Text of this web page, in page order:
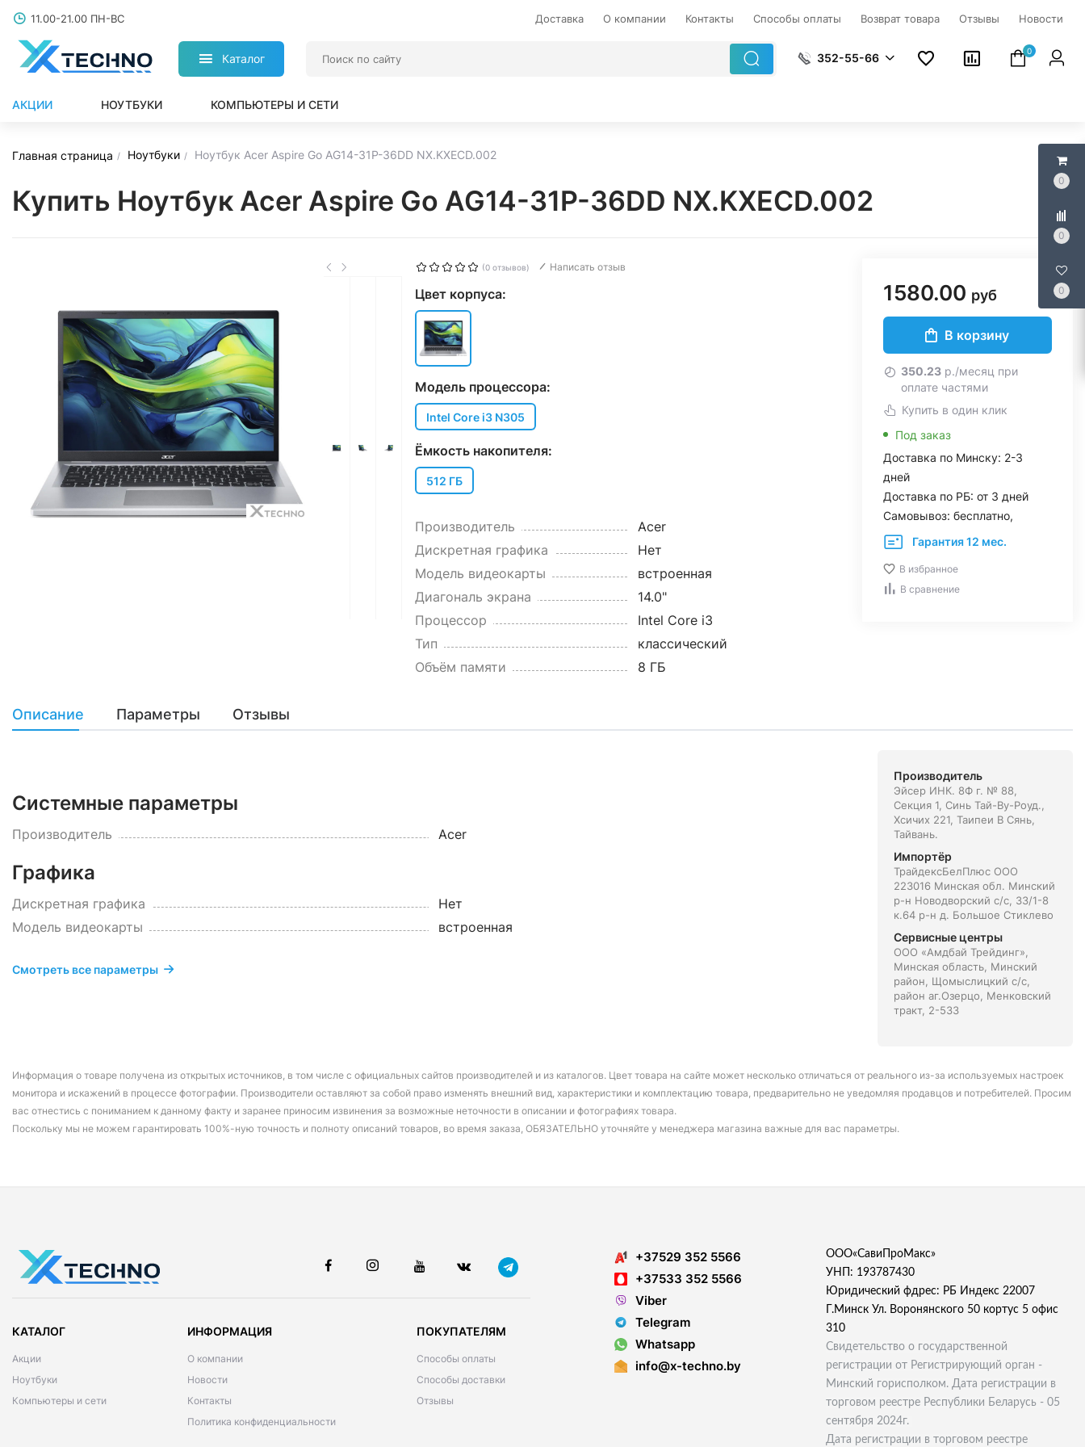
0
0
0
11.00-21.00 ПН-ВС Доставка О компании Контакты Способы оплаты Возврат товара Отзывы Новости
Каталог 352-55-66
0
АКЦИИ НОУТБУКИ КОМПЬЮТЕРЫ И СЕТИ
Главная страница Ноутбуки Ноутбук Acer Aspire Go AG14-31P-36DD NX.KXECD.002
Купить Ноутбук Acer Aspire Go AG14-31P-36DD NX.KXECD.002
(0 отзывов) Написать отзыв
Цвет корпуса:
Модель процессора:
Intel Core i3 N305
Ёмкость накопителя:
512 ГБ
Производитель
Acer
Дискретная графика
Нет
Модель видеокарты
встроенная
Диагональ экрана
14.0"
Процессор
Intel Core i3
Тип
классический
Объём памяти
8 ГБ
1580.00 руб
В корзину
350.23р./месяц при
оплате частями
Купить в один клик
Под заказ
Доставка по Минску: 2-3
дней
Доставка по РБ: от 3 дней
Самовывоз: бесплатно,
Гарантия 12 мес.
В избранное
В сравнение
Описание Параметры Отзывы
Системные параметры
Производитель Acer
Графика
Дискретная графика
Нет
Модель видеокарты
встроенная
Смотреть все параметры
Производитель
Эйсер ИНК. 8Ф г. № 88,
Секция 1, Синь Тай-Ву-Роуд.,
Хсичих 221, Таипеи В Сянь,
Тайвань.
Импортёр
ТрайдексБелПлюс ООО
223016 Минская обл. Минский
р-н Новодворский с/с, 33/1-8
к.64 р-н д. Большое Стиклево
Сервисные центры
ООО «Амдбай Трейдинг»,
Минская область, Минский
район, Щомыслицкий с/с,
район аг.Озерцо, Менковский
тракт, 2-533
Информация о товаре получена из открытых источников, в том числе с официальных сайтов производителей и из каталогов. Цвет товара на сайте может несколько отличаться от реального из-за используемых настроек
монитора и искажений в процессе фотографии. Производители оставляют за собой право изменять внешний вид, характеристики и комплектацию товара, предварительно не уведомляя продавцов и потребителей. Просим
вас отнестись с пониманием к данному факту и заранее приносим извинения за возможные неточности в описании и фотографиях товара.
Поскольку мы не можем гарантировать 100%-ную точность и полноту описаний товаров, во время заказа, ОБЯЗАТЕЛЬНО уточняйте у менеджера магазина важные для вас параметры.
КАТАЛОГ
Акции
Ноутбуки
Компьютеры и сети
ИНФОРМАЦИЯ
О компании
Новости
Контакты
Политика конфиденциальности
ПОКУПАТЕЛЯМ
Способы оплаты
Способы доставки
Отзывы
+37529 352 5566
+37533 352 5566
Viber
Telegram
Whatsapp
info@x-techno.by
ООО«СавиПроМакс»
УНП: 193787430
Юридический фдрес: РБ Индекс 22007
Г.Минск Ул. Воронянского 50 кортус 5 офис
310
Свидетельство о государственной
регистрации от Регистрирующий орган -
Минский горисполком. Дата регистрации в
торговом реестре Республики Беларусь - 05
сентября 2024г.
Дата регистрации в торговом реестре